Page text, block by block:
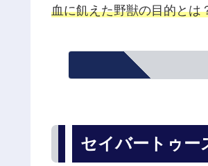
血に飢えた野獣の目的とは
セイバートゥー